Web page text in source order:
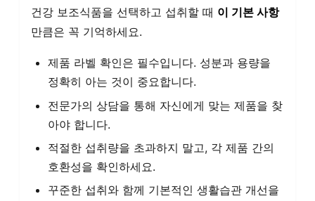
건강 보조식품을 선택하고 섭취할 때 이 기본 사항
만큼은 꼭 기억하세요.
제품 라벨 확인은 필수입니다. 성분과 용량을
정확히 아는 것이 중요합니다.
전문가의 상담을 통해 자신에게 맞는 제품을 찾
아야 합니다.
적절한 섭취량을 초과하지 말고, 각 제품 간의
호환성을 확인하세요.
꾸준한 섭취와 함께 기본적인 생활습관 개선을